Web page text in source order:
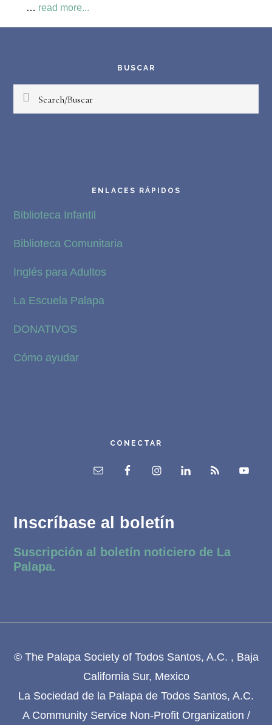
… read more...
BUSCAR
Search/Buscar
ENLACES RÁPIDOS
Biblioteca Infantil
Biblioteca Comunitaria
Inglés para Adultos
La Escuela Palapa
DONATIVOS
Cómo ayudar
CONECTAR
Inscríbase al boletín
Suscripción al boletín noticiero de La
Palapa.
© The Palapa Society of Todos Santos, A.C. , Baja
California Sur, Mexico
La Sociedad de la Palapa de Todos Santos, A.C.
A Community Service Non-Profit Organization /